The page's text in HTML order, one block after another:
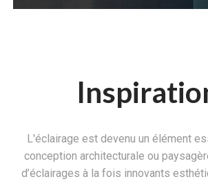
L'éclairage est devenu un élément
conception architecturale ou
d’éclairages à la fois innovants